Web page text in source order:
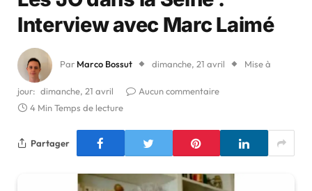
Interview avec Marc Laimé
Par Marco Bossut dimanche, 21 avril Mise à
jour: dimanche, 21 avril
Aucun commentaire
4 Min Temps de lecture
Partager